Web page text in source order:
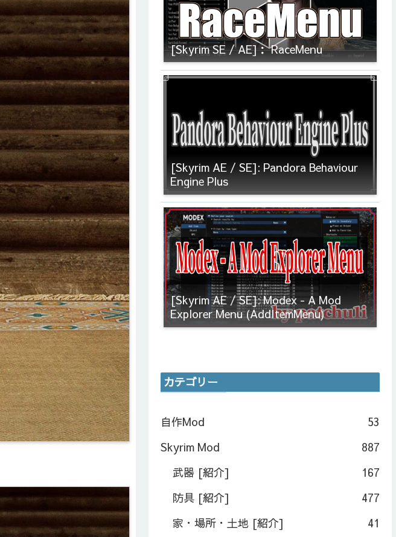
[Skyrim SE / AE]： RaceMenu
[Skyrim AE / SE]: Pandora Behaviour
Engine Plus
[Skyrim AE / SE]: Modex - A Mod
Explorer Menu (AddItemMenu)
カテゴリー
自作Mod
53
Skyrim Mod
887
武器 [紹介]
167
防具 [紹介]
477
家・場所・土地 [紹介]
41